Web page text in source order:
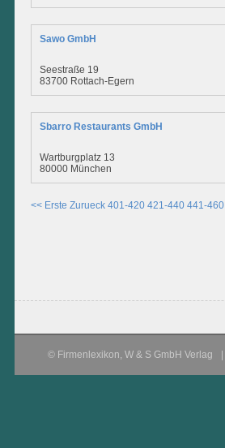
Sawo GmbH
Seestraße 19
83700 Rottach-Egern
Sbarro Restaurants GmbH
Wartburgplatz 13
80000 München
<< Erste Zurueck 401-420 421-440 441-460
© Firmenlexikon, W & S GmbH Verlag